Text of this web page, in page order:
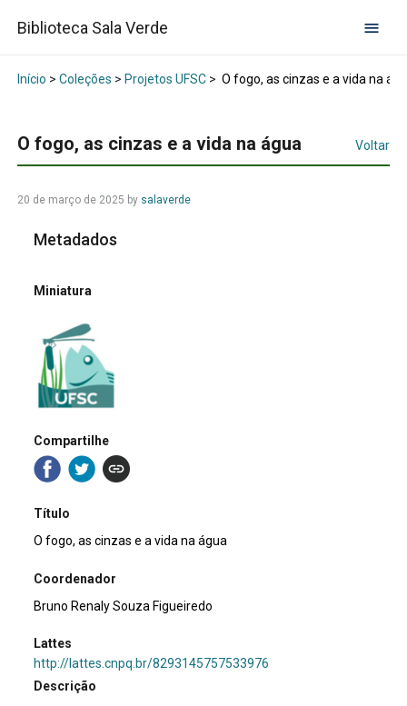
Biblioteca Sala Verde
Início > Coleções > Projetos UFSC> O fogo, as cinzas e a vida na
O fogo, as cinzas e a vida na água Voltar
20 de março de 2025 by salaverde
Metadados
Miniatura
Compartilhe
Título
O fogo, as cinzas e a vida na água
Coordenador
Bruno Renaly Souza Figueiredo
Lattes
http://lattes.cnpq.br/8293145757533976
Descrição